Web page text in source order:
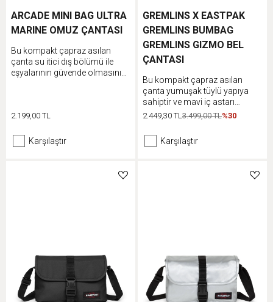
ARCADE MINI BAG ULTRA
MARINE OMUZ ÇANTASI
Bu kompakt çapraz asılan
çanta su itici dış bölümü ile
eşyalarının güvende olmasını
Mini Çanta günlük kullanıma
görünüme sahiptir.
2.199,00 TL
Karşılaştır
GREMLINS X EASTPAK
GREMLINS BUMBAG
GREMLINS GIZMO BEL
ÇANTASI
Bu kompakt çapraz asılan
çanta yumuşak tüylü yapıya
sahiptir ve mavi iç astarı
bulunur. Çift taraflı tasarımı
bir şekilde kullanabilirsin.
2.449,30 TL3.499,00 TL%30
Karşılaştır